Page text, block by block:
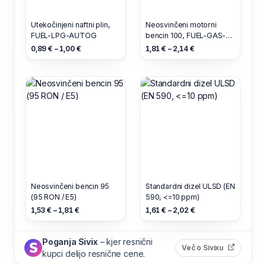
Utekočinjeni naftni plin,
FUEL-LPG-AUTOG
0,89 € – 1,00 €
Neosvinčeni motorni
bencin 100, FUEL-GAS-
99100
1,81 € – 2,14 €
Neosvinčeni bencin 95
(95 RON / E5)
1,53 € – 1,81 €
Standardni dizel ULSD (EN
590, <=10 ppm)
1,61 € – 2,02 €
Poganja Sivix – kjer resnični
kupci delijo resnične cene.
Več o Sivixu (odpre